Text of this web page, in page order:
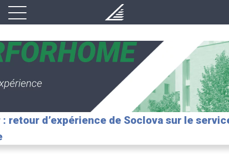
: retour d’expérience de Soclova sur le